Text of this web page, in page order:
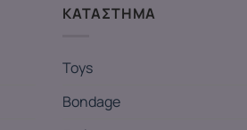
ΚΑΤΑΣΤΗΜΑ
Toys
Bondage